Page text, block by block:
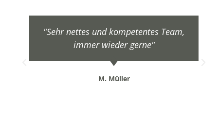
"Sehr nettes und kompetentes Team,
immer wieder gerne"
M. Müller